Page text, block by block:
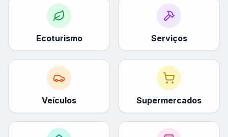
Ecoturismo Serviços
Veículos Supermercados